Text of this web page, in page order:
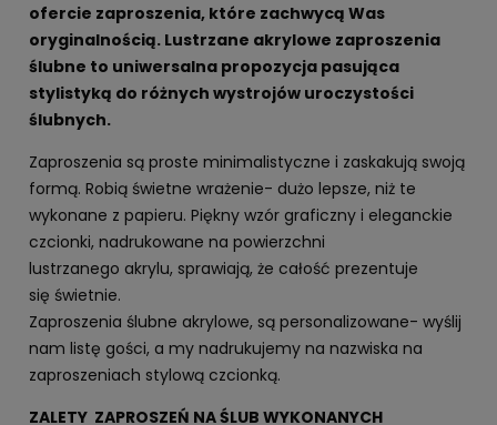
ofercie zaproszenia, które zachwycą Was
oryginalnością. Lustrzane akrylowe zaproszenia
ślubne to uniwersalna propozycja pasująca
stylistyką do różnych wystrojów uroczystości
ślubnych.
Zaproszenia są proste minimalistyczne i zaskakują swoją
formą. Robią świetne wrażenie- dużo lepsze, niż te
wykonane z papieru. Piękny wzór graficzny i eleganckie
czcionki, nadrukowane na powierzchni
lustrzanego akrylu, sprawiają, że całość prezentuje
się świetnie.
Zaproszenia ślubne akrylowe, są personalizowane- wyślij
nam listę gości, a my nadrukujemy na nazwiska na
zaproszeniach stylową czcionką.
ZALETY ZAPROSZEŃ NA ŚLUB WYKONANYCH